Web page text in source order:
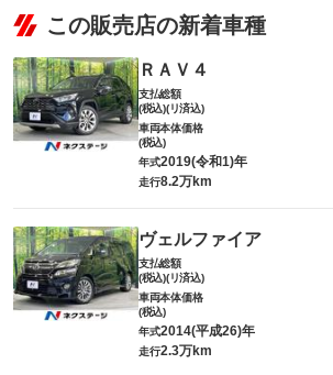
この販売店の新着車種
ＲＡＶ４
支払総額
(税込)(リ済込)
車両本体価格
(税込)
年式2019(令和1)年
走行8.2万km
ヴェルファイア
支払総額
(税込)(リ済込)
車両本体価格
(税込)
年式2014(平成26)年
走行2.3万km